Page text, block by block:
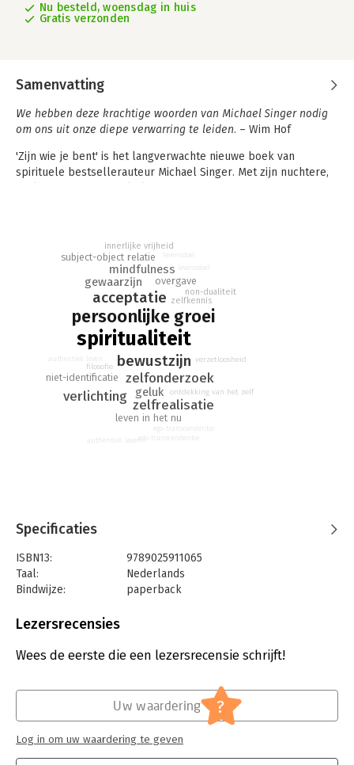
Nu besteld, woensdag in huis
Gratis verzonden
Samenvatting
We hebben deze krachtige woorden van Michael Singer nodig
om ons uit onze diepe verwarring te leiden. – Wim Hof
'Zijn wie je bent' is het langverwachte nieuwe boek van
spirituele bestsellerauteur Michael Singer. Met zijn nuchtere,
De weg naar inzicht en verlichting is voor iedereen op elk
moment bereikbaar: echte vrijheid, inspiratie en liefde zit
spiritualiteit
persoonlijke groei
bewustzijn
acceptatie
zelfonderzoek
geluk
gewaarzijn
zelfrealisatie
mindfulness
verlichting
subject-object relatie
leven in het nu
niet-identificatie
overgave
filosofie
innerlijke vrijheid
non-dualiteit
zelfkennis
verzetloosheid
ontdekking van het zelf
ego-transcendentie
authentiek leven
ego-transcendentie
authentiek leven
Specificaties
ISBN13:
9789025911065
Taal:
Nederlands
Bindwijze:
paperback
Uitgever:
Verschijningsdatum:
8-12-2022
Lezersrecensies
Wees de eerste die een lezersrecensie schrijft!
Uw waardering ?
Log in om uw waardering te geven